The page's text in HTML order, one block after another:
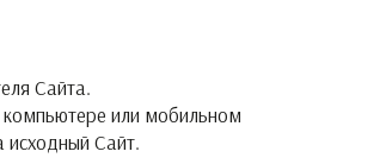
Сайта.
или мобильном
исходный Сайт.